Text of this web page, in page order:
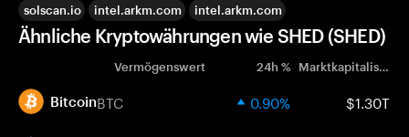
solscan.io intel.arkm.com intel.arkm.com
Ähnliche Kryptowährungen wie SHED (SHED)
Vermögenswert 24h % Marktkapitalisierung
BitcoinBTC 0.90% $1.30T